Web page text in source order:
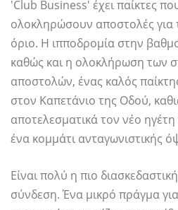
'Club Business' έχει παίκτες
ολοκληρώσουν αποστολές για
όριο. Η ιπποδρομία στην
καθώς και η ολοκλήρωση των
αποστολών, ένας καλός
στον Καπετάνιο της Οδού,
αποτελεσματικά τον νέο
ένα κομμάτι ανταγωνιστικής
Είναι πολύ η πιο
σύνδεση. Ένα μικρό πράγμα